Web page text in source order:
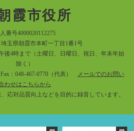
霞市役所
番号4000020112275
玉県朝霞市本町一丁目1番1号
後4時まで（土曜日、日曜日、祝日、年末年始
除く）
：048-467-0770（代表）
メールでのお問い
わせはこちらから
応対品質向上などを目的に録音しています。